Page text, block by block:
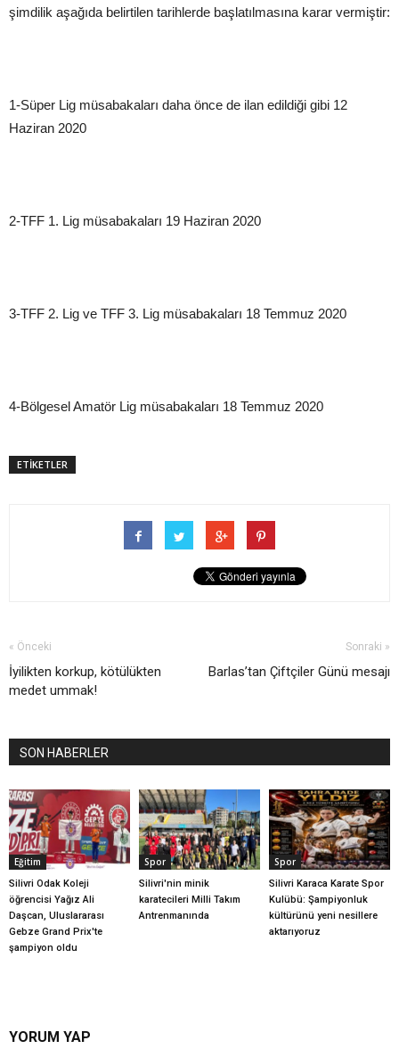
şimdilik aşağıda belirtilen tarihlerde başlatılmasına karar vermiştir:
1-Süper Lig müsabakaları daha önce de ilan edildiği gibi 12
Haziran 2020
2-TFF 1. Lig müsabakaları 19 Haziran 2020
3-TFF 2. Lig ve TFF 3. Lig müsabakaları 18 Temmuz 2020
4-Bölgesel Amatör Lig müsabakaları 18 Temmuz 2020
ETİKETLER
« Önceki
İyilikten korkup, kötülükten
medet ummak!
Sonraki »
Barlas’tan Çiftçiler Günü mesajı
SON HABERLER
Eğitim
Silivri Odak Koleji
öğrencisi Yağız Ali
Daşcan, Uluslararası
Gebze Grand Prix'te
şampiyon oldu
Spor
Silivri'nin minik
karatecileri Milli Takım
Antrenmanında
Spor
Silivri Karaca Karate Spor
Kulübü: Şampiyonluk
kültürünü yeni nesillere
aktarıyoruz
YORUM YAP